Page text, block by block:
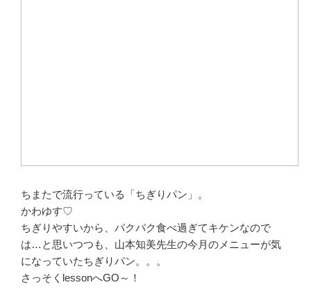
ちまたで流行っている「ちぎりパン」。
かわゆす♡
ちぎりやすいから、パクパク食べ過ぎてキケンなので
は…と思いつつも、山本知美先生の今月のメニューが気
になっていたちぎりパン。。。
さっそくlessonへGO～！